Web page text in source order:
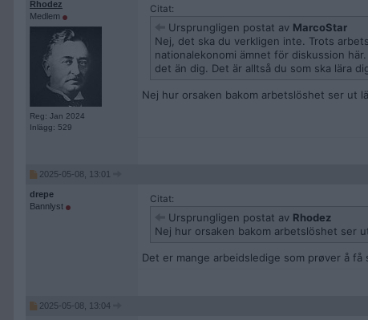
Rhodez
Medlem
Reg: Jan 2024
Inlägg: 529
Citat:
Ursprungligen postat av MarcoStar
Nej, det ska du verkligen inte. Trots
nationalekonomi ämnet för diskussion
det än dig. Det är alltså du som ska lära
Nej hur orsaken bakom arbetslöshet ser ut
2025-05-08, 13:01
drepe
Bannlyst
Citat:
Ursprungligen postat av Rhodez
Nej hur orsaken bakom arbetslöshet ser
Det er mange arbeidsledige som prøver å
2025-05-08, 13:04